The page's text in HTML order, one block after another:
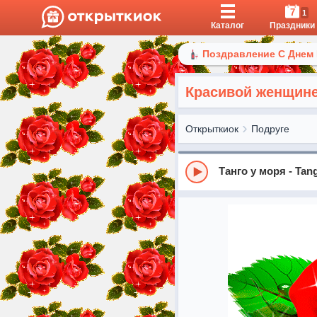
Каталог
7 1
Праздники
Поздравление С
Красивой
Открыткиок Подруге
Танго у моря -